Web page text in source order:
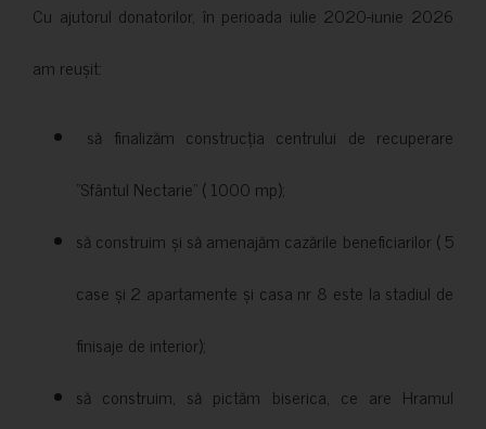
Cu ajutorul donatorilor, în perioada iulie 2020-iunie 2026
am reușit:
să finalizăm construcția centrului de recuperare
”Sfântul Nectarie” ( 1000 mp);
să construim și să amenajăm cazările beneficiarilor ( 5
case și 2 apartamente și casa nr 8 este la stadiul de
finisaje de interior);
să construim, să pictăm biserica, ce are Hramul